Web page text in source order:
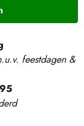
feestdagen &